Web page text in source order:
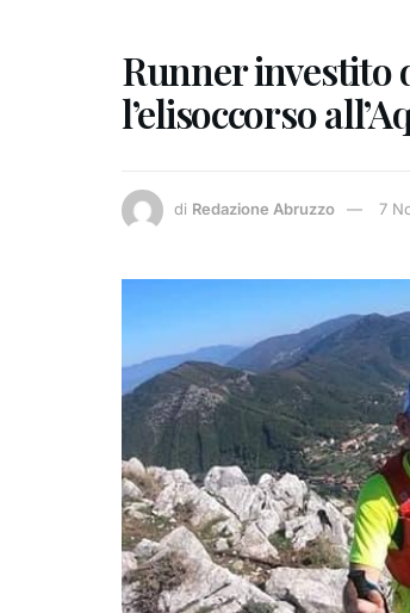
Runner investito
l’elisoccorso
di Redazione Abruzzo 7